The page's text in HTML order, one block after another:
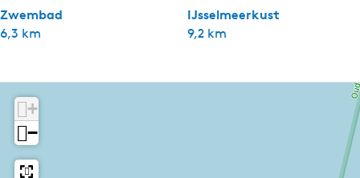
Zwembad
6,3 km
IJsselmeerkust
9,2 km
+
−